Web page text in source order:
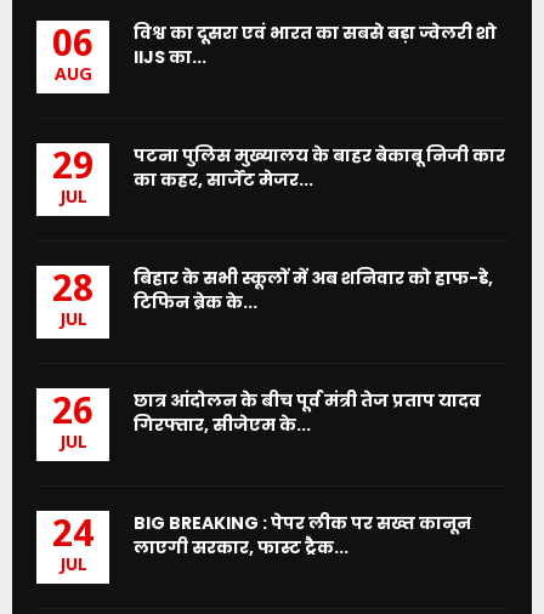
06
AUG
विश्व का दूसरा एवं भारत का सबसे बड़ा ज्वेलरी शो
IIJS का...
29
JUL
पटना पुलिस मुख्यालय के बाहर बेकाबू निजी कार
का कहर, सार्जेंट मेजर...
28
JUL
बिहार के सभी स्कूलों में अब शनिवार को हाफ-डे,
टिफिन ब्रेक के...
26
JUL
छात्र आंदोलन के बीच पूर्व मंत्री तेज प्रताप यादव
गिरफ्तार, सीजेएम के...
24
JUL
BIG BREAKING : पेपर लीक पर सख्त कानून
लाएगी सरकार, फास्ट ट्रैक...